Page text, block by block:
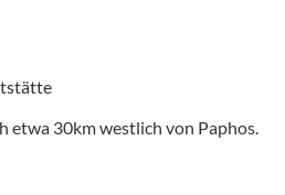
etwa 30km westlich von Paphos.